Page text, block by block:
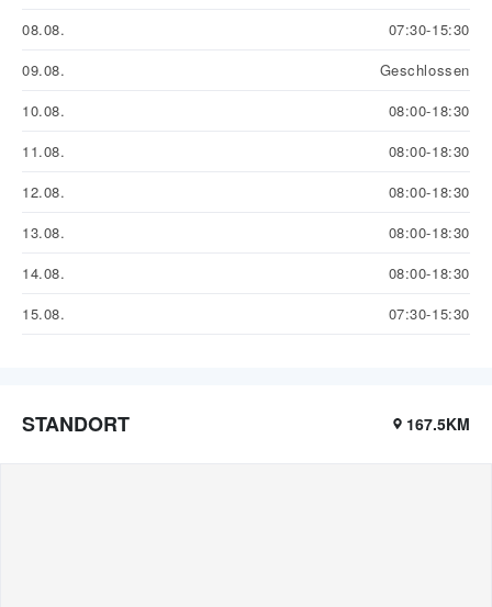
08.08.
07:30-15:30
09.08.
Geschlossen
10.08.
08:00-18:30
11.08.
08:00-18:30
12.08.
08:00-18:30
13.08.
08:00-18:30
14.08.
08:00-18:30
15.08.
07:30-15:30
STANDORT 167.5KM